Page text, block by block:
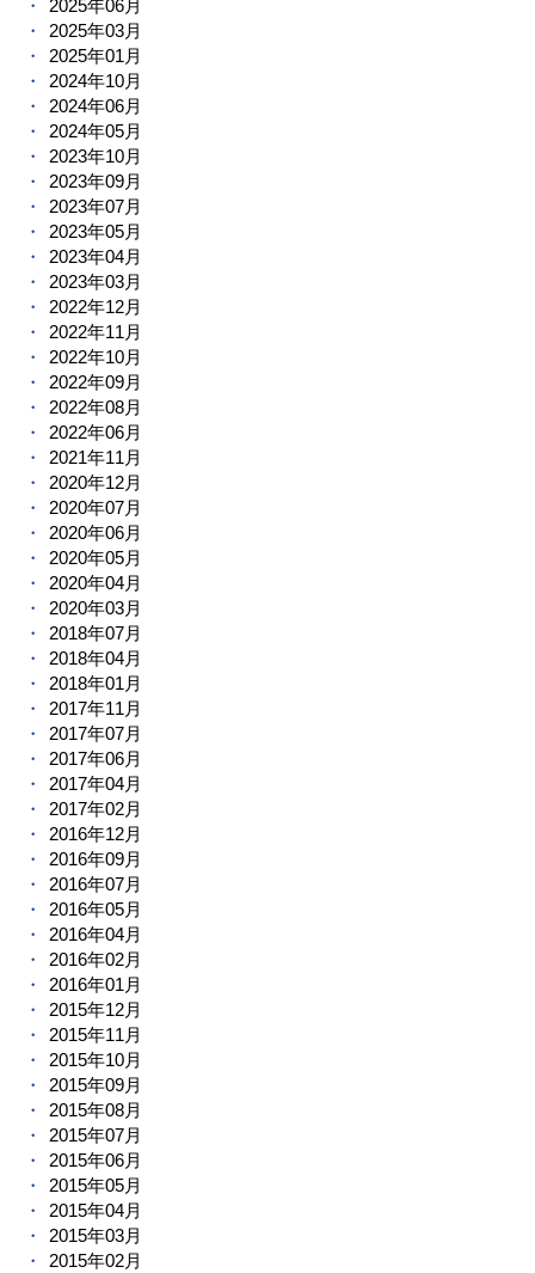
2025年06月
2025年03月
2025年01月
2024年10月
2024年06月
2024年05月
2023年10月
2023年09月
2023年07月
2023年05月
2023年04月
2023年03月
2022年12月
2022年11月
2022年10月
2022年09月
2022年08月
2022年06月
2021年11月
2020年12月
2020年07月
2020年06月
2020年05月
2020年04月
2020年03月
2018年07月
2018年04月
2018年01月
2017年11月
2017年07月
2017年06月
2017年04月
2017年02月
2016年12月
2016年09月
2016年07月
2016年05月
2016年04月
2016年02月
2016年01月
2015年12月
2015年11月
2015年10月
2015年09月
2015年08月
2015年07月
2015年06月
2015年05月
2015年04月
2015年03月
2015年02月